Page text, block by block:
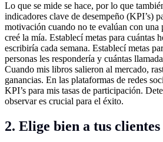
Lo que se mide se hace, por lo que
indicadores clave de desempeño (KPI’s)
motivación cuando no te evalúan con
creé la mía. Establecí metas para cuántas
escribiría cada semana. Establecí metas
personas les respondería y cuántas
Cuando mis libros salieron al mercado,
ganancias. En las plataformas de redes
KPI’s para mis tasas de participación.
observar es crucial para el éxito.
2. Elige bien a tus clientes